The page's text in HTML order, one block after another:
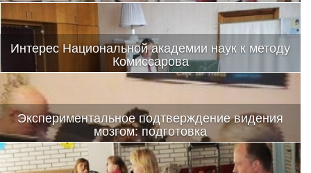
Интерес Национальной академии наук к методу
Комиссарова
Экспериментальное подтверждение видения
мозгом: подготовка